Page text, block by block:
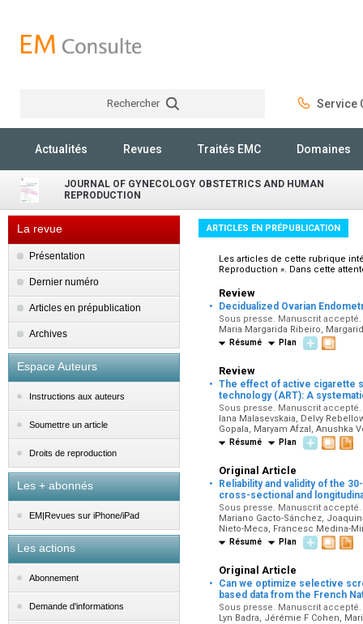
Rechercher Service
Actualités Revues Traités EMC Domaines
JOURNAL OF GYNECOLOGY OBSTETRICS AND HUMAN
REPRODUCTION
La revue
Présentation
Dernier numéro
Articles en prépublication
Archives
Espace Auteurs
Instructions aux auteurs
Soumettre un article
Droits de reproduction
Les + abonnés
EM|Revues sur iPhone/iPad
Les actions
Abonnement
Demande d'informations
ARTICLES EN PRÉPUBLICATION
Les articles de cette rubrique
Reproduction ». Dans cette
Review
· Decidualized Ovarian
Sous presse. Manuscrit
Maria Margarida Ribeiro,
Résumé Plan
Review
· The effect of active cigarette
technology (ART): A
Sous presse. Manuscrit
Iana Malasevskaia, Delvy
Gopala, Maryam Afzal, Anushka
Résumé Plan
Original Article
·
Reliability and validity of the
cross-sectional and
Sous presse. Manuscrit
Mariano Gacto-Sánchez,
Nieto-Meca, Francesc Medina-
Résumé Plan
Original Article
·
Can we optimize selective
based data from the French
Sous presse. Manuscrit
Lyn Badra, Jérémie F Cohen,